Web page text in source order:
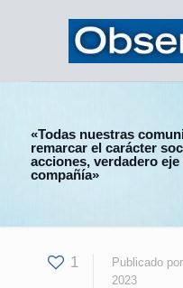
«Todas nuestras
remarcar el carácter
acciones, verdadero
compañía»
1 Publicado por
2023